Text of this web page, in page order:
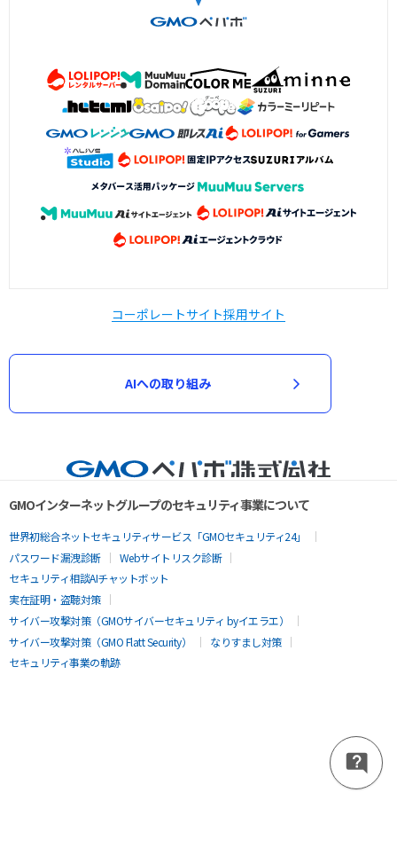
コーポレートサイト採用サイト
AIへの取り組み
GMOインターネットグループのセキュリティ事業について
世界初総合ネットセキュリティサービス「GMOセキュリティ24」
パスワード漏洩診断
Webサイトリスク診断
セキュリティ相談AIチャットボット
実在証明・盗聴対策
サイバー攻撃対策（GMOサイバーセキュリティ byイエラエ）
サイバー攻撃対策（GMO Flatt Security）
なりすまし対策
セキュリティ事業の軌跡